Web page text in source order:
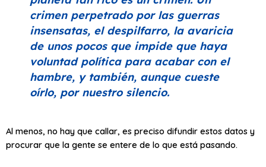
crimen perpetrado por las guerras
insensatas, el despilfarro, la avaricia
de unos pocos que impide que haya
voluntad política para acabar con el
hambre, y también, aunque cueste
oírlo, por nuestro silencio.
Al menos, no hay que callar, es preciso difundir estos datos y
procurar que la gente se entere de lo que está pasando.